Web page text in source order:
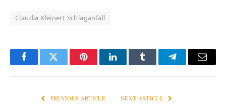
Claudia Kleinert Schlaganfall
FacebookTwitter PinterestLinkedInTumblr TelegramEmail
PREVIOUS ARTICLE NEXT ARTICLE